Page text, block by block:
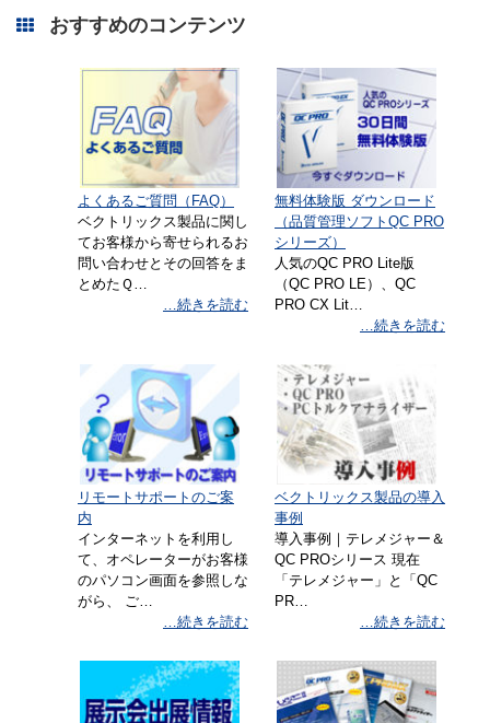
たため、Ver.5.02.010で修正しました。 …
【追記あり】PCトルクアナライ
ザー Ver.5.02.008 に不具合があ
り修正版(5.02.009)を公開しまし
た。
2022/07/07
2022/6/27に「PCトルクアナライザー会員様専
用ページ」に公開しましたでPCトルクアナラ
イザー Ver.5.02.008につきまして不具合が判明
したため、Ver.5.02.009で修正しました。…[…]
QC PRO EX Plus 取扱説明書 対
QC PRO EX Plus の取扱説明書（～2022.04
版）に記載されていました対応OS・Excelの内
容に誤りがございましたので、ここに訂正をし
てお詫びを申し上げます。 ×（訂正前） ・
OS：W…[…]
Windows 8.1 および Office
2013 ご使用時のサポート終了の
ご案内
2022/06/15
Windows 8.1 のサポートが2023年1月10日に、
Office 2013のサポートが2023年4月11日に終了
す。 （Windows 8 の…
おすすめのコンテンツ
よくあるご質問（FAQ）
ベクトリックス製品に関し
てお客様から寄せられるお
問い合わせとその回答をま
とめたＱ…
…続きを読む
無料体験版 ダウンロード
（品質管理ソフトQC PRO
シリーズ）
人気のQC PRO Lite版
（QC PRO LE）、QC
PRO CX Lit…
…続きを読む
リモートサポートのご案
内
インターネットを利用し
て、オペレーターがお客様
のパソコン画面を参照しな
がら、 ご…
…続きを読む
ベクトリックス製品の導入
事例
導入事例｜テレメジャー＆
QC PROシリース 現在
「テレメジャー」と「QC
PR…
…続きを読む